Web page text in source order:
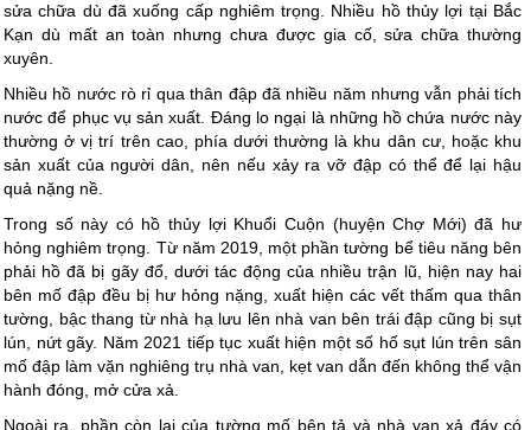
sửa chữa dù đã xuống cấp nghiêm trọng. Nhiều hồ thủy lợi tại Bắc
Kạn dù mất an toàn nhưng chưa được gia cố, sửa chữa thường
xuyên.
Nhiều hồ nước rò rỉ qua thân đập đã nhiều năm nhưng vẫn phải tích
nước để phục vụ sản xuất. Đáng lo ngại là những hồ chứa nước này
thường ở vị trí trên cao, phía dưới thường là khu dân cư, hoặc khu
sản xuất của người dân, nên nếu xảy ra vỡ đập có thể để lại hậu
quả nặng nề.
Trong số này có hồ thủy lợi Khuổi Cuộn (huyện Chợ Mới) đã hư
hỏng nghiêm trọng. Từ năm 2019, một phần tường bể tiêu năng bên
phải hồ đã bị gãy đổ, dưới tác động của nhiều trận lũ, hiện nay hai
bên mố đập đều bị hư hỏng nặng, xuất hiện các vết thấm qua thân
tường, bậc thang từ nhà hạ lưu lên nhà van bên trái đập cũng bị sụt
lún, nứt gãy. Năm 2021 tiếp tục xuất hiện một số hố sụt lún trên sân
mố đập làm vặn nghiêng trụ nhà van, kẹt van dẫn đến không thể vận
hành đóng, mở cửa xả.
Ngoài ra, phần còn lại của tường mố bên tả và nhà van xả đáy có